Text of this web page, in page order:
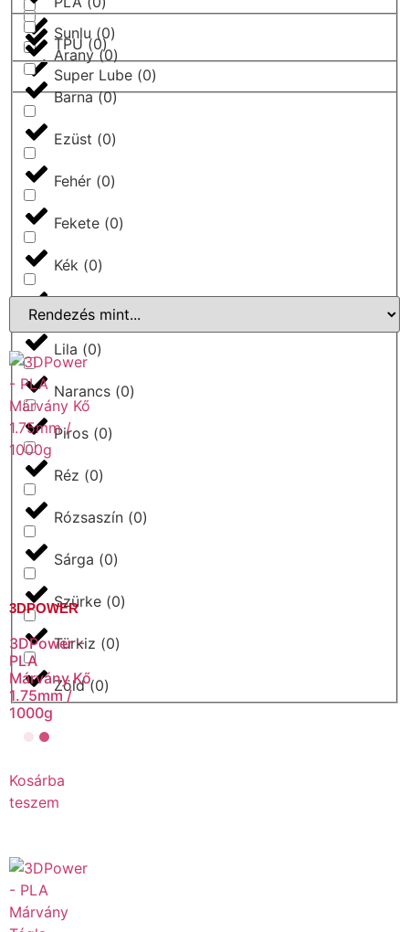
Sunlu (0)
Super Lube (0)
TPU (0)
Arany (0)
Barna (0)
Ezüst (0)
Fehér (0)
Fekete (0)
Kék (0)
Különleges
Lila (0)
Narancs (0)
Piros (0)
Réz (0)
Rózsaszín (0)
Sárga (0)
Szürke (0)
Türkiz (0)
Zöld (0)
3DPOWER
3DPower –
PLA
Márvány Kő
1.75mm /
1000g
Kosárba
teszem